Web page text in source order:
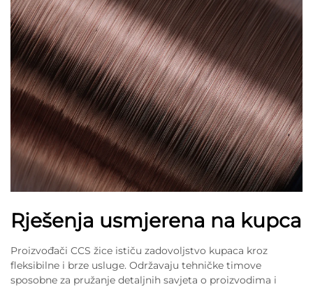
Rješenja usmjerena na kupca
Proizvođači CCS žice ističu zadovoljstvo kupaca kroz
fleksibilne i brze usluge. Održavaju tehničke timove
sposobne za pružanje detaljnih savjeta o proizvodima i